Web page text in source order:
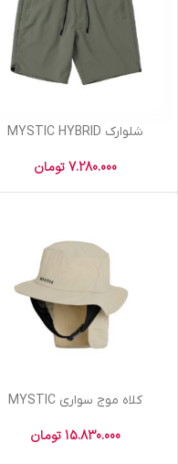
شلوارک MYSTIC HYBRID
7.280.000 تومان
کلاه موج سواری MYSTIC
15.830.000 تومان